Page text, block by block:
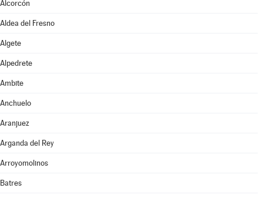
Alcorcón
Aldea del Fresno
Algete
Alpedrete
Ambite
Anchuelo
Aranjuez
Arganda del Rey
Arroyomolinos
Batres